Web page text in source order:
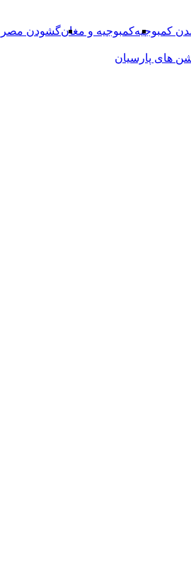
کمبوجیهکمبوجیه و مغانگشودن مصر
های پارسیان